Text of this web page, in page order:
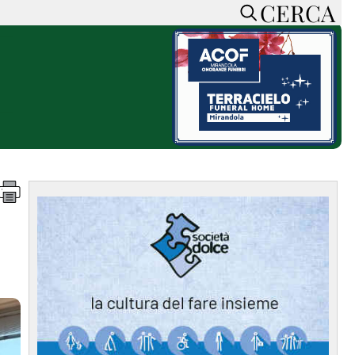
CERCA
ACCEDI o REGISTRATI
SOSTIENI LA PRESSA
CONOSCI LA PRESSA
COOKIE POLICY
PRIVACY POLICY
FEED RSS
MAPPA DEL SITO
NORMATIVE
DEONTOLOGICHE